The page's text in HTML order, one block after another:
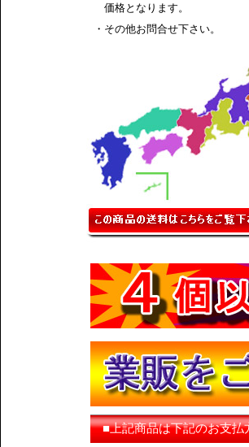
価格となります。
・その他お問合せ下さい。
■上記商品は下記のお支